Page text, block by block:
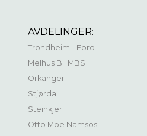
AVDELINGER:
Trondheim - Ford
Melhus Bil MBS
Orkanger
Stjørdal
Steinkjer
Otto Moe Namsos